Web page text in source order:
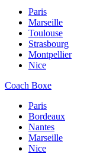
Paris
Marseille
Toulouse
Strasbourg
Montpellier
Nice
Coach Boxe
Paris
Bordeaux
Nantes
Marseille
Nice